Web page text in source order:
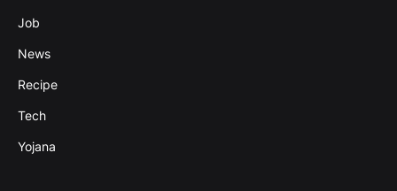
Job
News
Recipe
Tech
Yojana